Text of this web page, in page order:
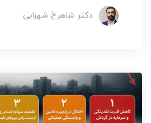
دکتر شاهرخ شهرابی